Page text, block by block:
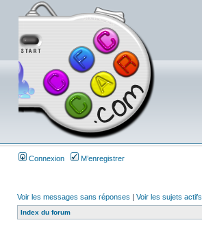
Connexion M’enregistrer
Voir les messages sans réponses | Voir les sujets actifs
Index du forum